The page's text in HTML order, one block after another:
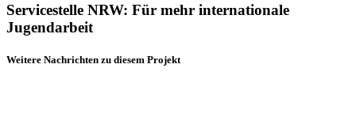
Servicestelle NRW: Für mehr internationale
Jugendarbeit
Weitere Nachrichten zu diesem Projekt